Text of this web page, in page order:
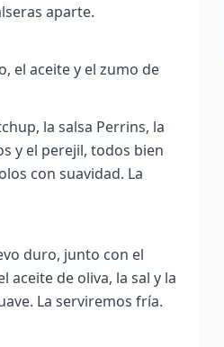
aparte.
el aceite y el zumo de
la salsa Perrins, la
y el perejil, todos bien
con suavidad. La
duro, junto con el
aceite de oliva, la sal y la
La serviremos fría.